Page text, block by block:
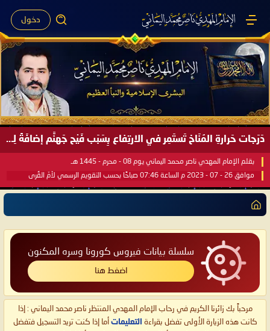
دخول
دَرَجات حَرارةِ المُنَاخ تَستَمِر في الارتِفاع بِسَبَب فَيْح جَهنَّم إضافَةً لِحرارةِ الشَّمس في مُحكَم القُرآن العَظيم ..
بقلم الإمام المهدي ناصر محمد اليماني يوم 08 - محرم - 1445 هـ
موافق 26 - 07 - 2023 م الساعة 07:46 صباحًا بحسب التقويم الرسمي لأمّ القُرى
سلسلة بيانات فيروس كورونا وسره المكنون
اضغط هنا
مرحباً بك زائرنا الكريم في رحاب الإمام المهدي المنتظر ناصر محمد اليماني : إذا
كانت هذه الزيارة الأولى تفضل بقراءة التعليمات أما إذا كنت تريد التسجيل فتفضل